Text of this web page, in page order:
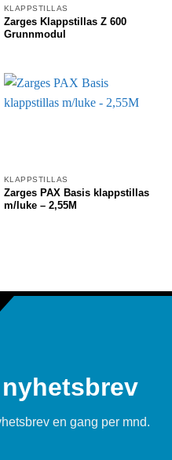
KLAPPSTILLAS
Zarges Klappstillas Z 600
Grunnmodul
KLAPPSTILLAS
Zarges PAX Basis klappstillas
m/luke – 2,55M
en gang per mnd.